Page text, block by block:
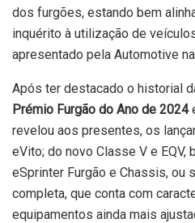
dos furgões, estando bem
inquérito à utilização de
apresentado pela Automotive
Após ter destacado o historial
Prémio Furgão do Ano de 2024
revelou aos presentes, os
eVito; do novo Classe V e EQV,
eSprinter Furgão e Chassis, ou
completa, que conta com
equipamentos ainda mais